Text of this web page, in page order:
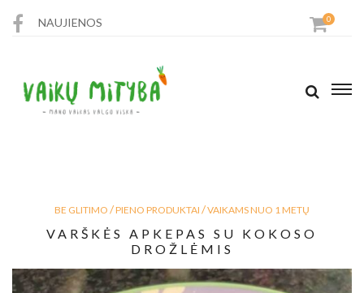
NAUJIENOS 0
KONTAKTAI
BE GLITIMO /PIENO PRODUKTAI /VAIKAMS NUO 1 METŲ
VARŠKĖS APKEPAS SU KOKOSO
DROŽLĖMIS